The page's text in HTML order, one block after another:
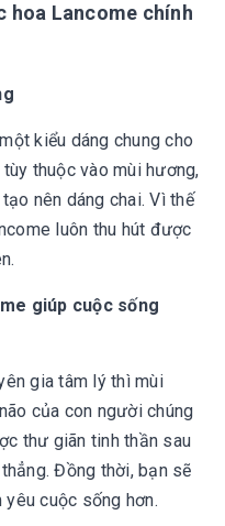
hoa Lancome chính
kiểu dáng chung cho
thuộc vào mùi hương,
nên dáng chai. Vì thế
luôn thu hút được
giúp cuộc sống
gia tâm lý thì mùi
của con người chúng
thư giãn tinh thần sau
Đồng thời, bạn sẽ
cuộc sống hơn.